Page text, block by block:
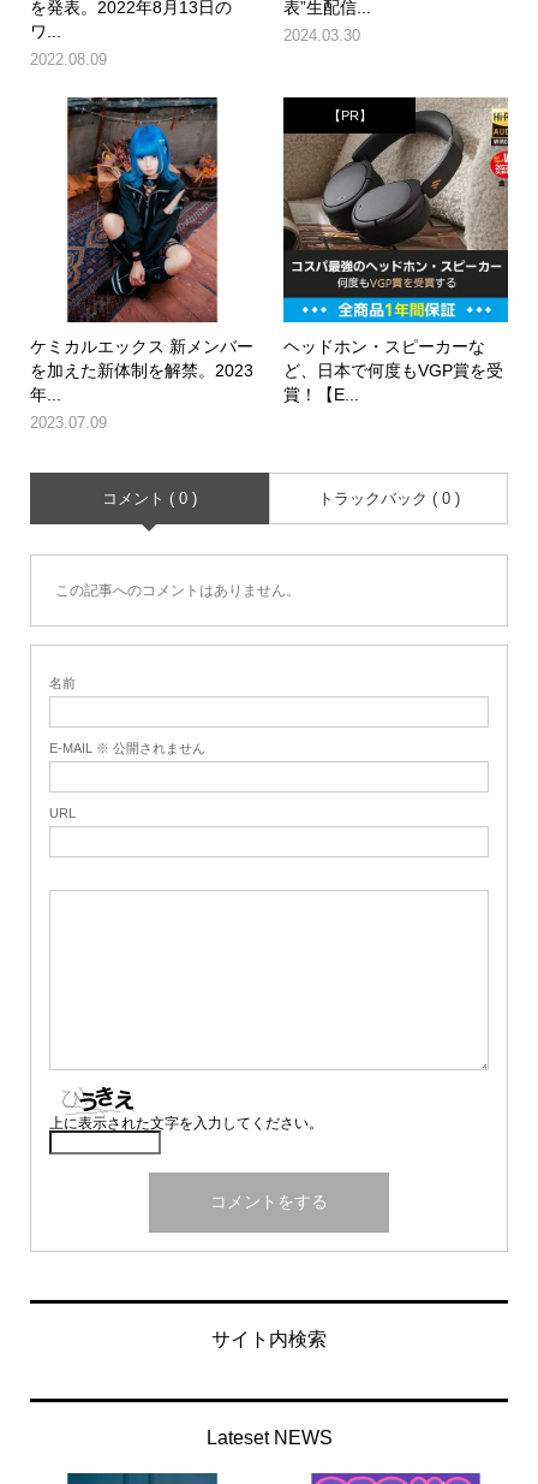
を発表。2022年8月13日の
ワ...
2022.08.09
表”生配信...
2024.03.30
ケミカルエックス 新メンバー
を加えた新体制を解禁。2023
年...
2023.07.09
【PR】
ヘッドホン・スピーカーな
ど、日本で何度もVGP賞を受
賞！【E...
コメント ( 0 ) トラックバック ( 0 )
この記事へのコメントはありません。
名前
E-MAIL ※ 公開されません
URL
上に表示された文字を入力してください。
サイト内検索
Lateset NEWS